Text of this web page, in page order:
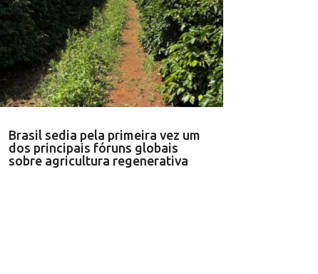
Brasil sedia pela primeira vez um
dos principais fóruns globais
sobre agricultura regenerativa